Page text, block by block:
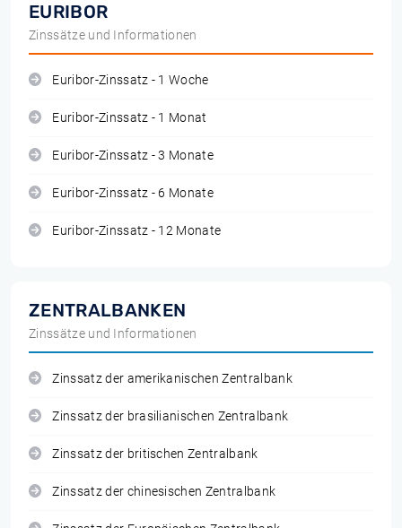
EURIBOR
Zinssätze und Informationen
Euribor-Zinssatz - 1 Woche
Euribor-Zinssatz - 1 Monat
Euribor-Zinssatz - 3 Monate
Euribor-Zinssatz - 6 Monate
Euribor-Zinssatz - 12 Monate
ZENTRALBANKEN
Zinssätze und Informationen
Zinssatz der amerikanischen Zentralbank
Zinssatz der brasilianischen Zentralbank
Zinssatz der britischen Zentralbank
Zinssatz der chinesischen Zentralbank